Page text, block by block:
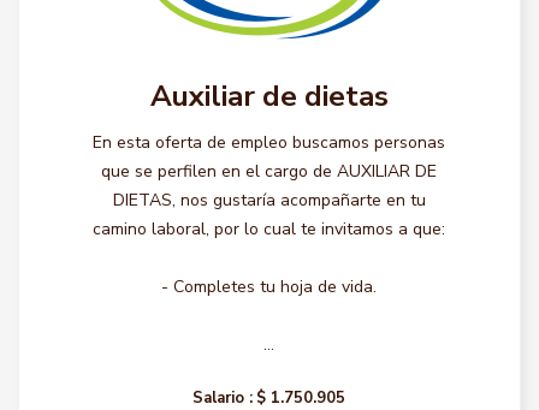
Auxiliar de dietas
En esta oferta de empleo buscamos personas
que se perfilen en el cargo de AUXILIAR DE
DIETAS, nos gustaría acompañarte en tu
camino laboral, por lo cual te invitamos a que:
- Completes tu hoja de vida.
...
Salario : $ 1.750.905